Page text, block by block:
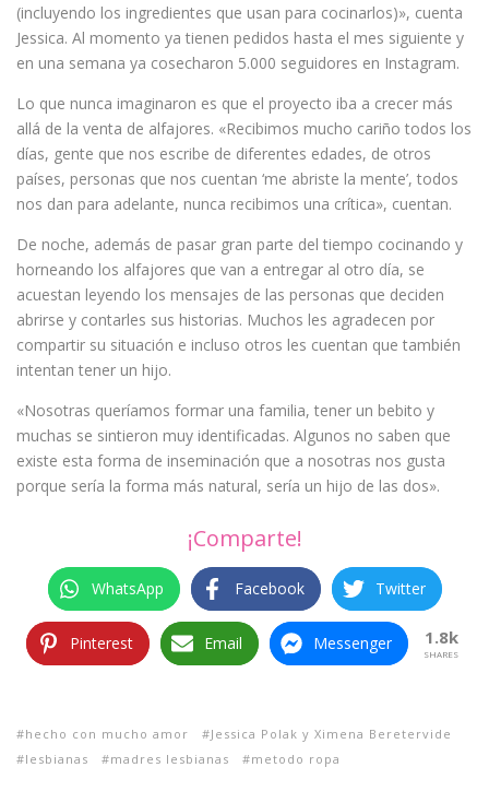
(incluyendo los ingredientes que usan para cocinarlos)», cuenta
Jessica. Al momento ya tienen pedidos hasta el mes siguiente y
en una semana ya cosecharon 5.000 seguidores en Instagram.
Lo que nunca imaginaron es que el proyecto iba a crecer más
allá de la venta de alfajores. «Recibimos mucho cariño todos los
días, gente que nos escribe de diferentes edades, de otros
países, personas que nos cuentan ‘me abriste la mente’, todos
nos dan para adelante, nunca recibimos una crítica», cuentan.
De noche, además de pasar gran parte del tiempo cocinando y
horneando los alfajores que van a entregar al otro día, se
acuestan leyendo los mensajes de las personas que deciden
abrirse y contarles sus historias. Muchos les agradecen por
compartir su situación e incluso otros les cuentan que también
intentan tener un hijo.
«Nosotras queríamos formar una familia, tener un bebito y
muchas se sintieron muy identificadas. Algunos no saben que
existe esta forma de inseminación que a nosotras nos gusta
porque sería la forma más natural, sería un hijo de las dos».
¡Comparte!
WhatsApp Facebook Twitter
Pinterest Email Messenger 1.8k
SHARES
hecho con mucho amor
Jessica Polak y Ximena Beretervide
lesbianas
madres lesbianas metodo ropa